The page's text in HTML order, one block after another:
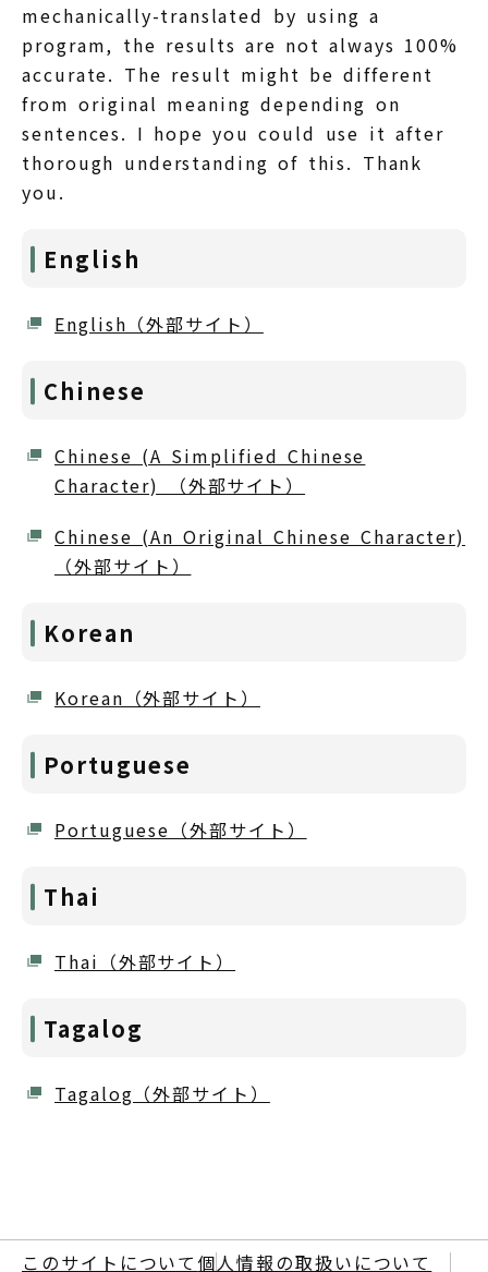
mechanically-translated by using a
program, the results are not always 100%
accurate. The result might be different
from original meaning depending on
sentences. I hope you could use it after
thorough understanding of this. Thank
you.
English
English（外部サイト）
Chinese
Chinese (A Simplified Chinese
Character) （外部サイト）
Chinese (An Original Chinese Character)
（外部サイト）
Korean
Korean（外部サイト）
Portuguese
Portuguese（外部サイト）
Thai
Thai（外部サイト）
Tagalog
Tagalog（外部サイト）
このサイトについて 個人情報の取扱いについて